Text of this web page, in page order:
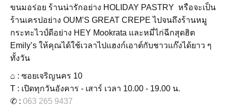
ขนมอร่อย ร้านน่ารักอย่าง HOLIDAY PASTRY หรือจะเป็น
ร้านเครปอย่าง OUM’S GREAT CREPE ไปจนถึงร้านหมู
กระทะไวป์ดีอย่าง HEY Mookrata และหมี่ไก่ฉีกสุดฮิต
Emily’s ให้คุณได้ใช้เวลาไปแฮงก์เอาต์กับชาวแก๊งได้ยาว ๆ
ทั้งวัน
⌂ : ซอยเจริญนคร 10
T : เปิดทุกวันอังคาร - เสาร์ เวลา 10.00 - 19.00 น.
✆ : 063 265 9437